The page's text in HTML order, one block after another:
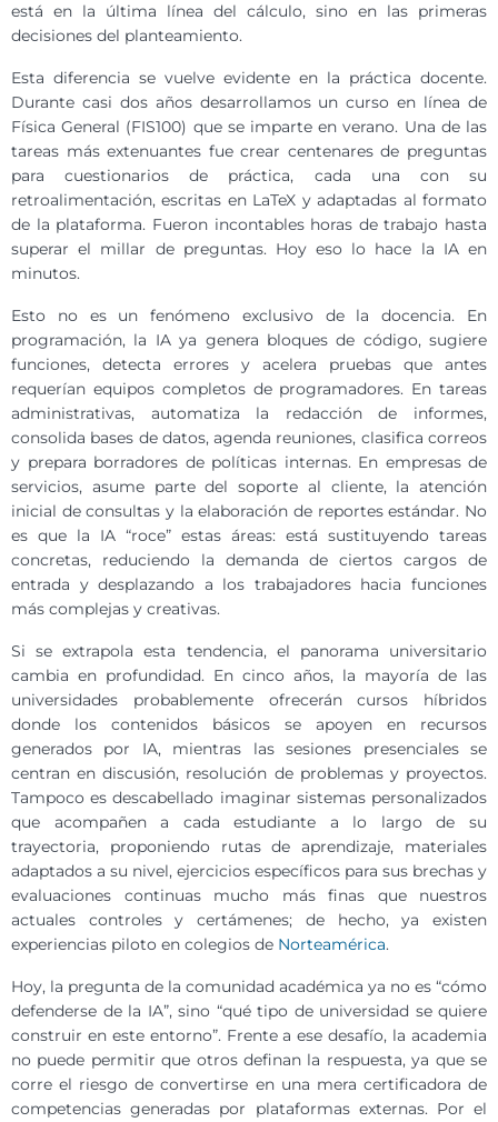
está en la última línea del cálculo, sino en las primeras
decisiones del planteamiento.
Esta diferencia se vuelve evidente en la práctica docente.
Durante casi dos años desarrollamos un curso en línea de
Física General (FIS100) que se imparte en verano. Una de las
tareas más extenuantes fue crear centenares de preguntas
para cuestionarios de práctica, cada una con su
retroalimentación, escritas en LaTeX y adaptadas al formato
de la plataforma. Fueron incontables horas de trabajo hasta
superar el millar de preguntas. Hoy eso lo hace la IA en
minutos.
Esto no es un fenómeno exclusivo de la docencia. En
programación, la IA ya genera bloques de código, sugiere
funciones, detecta errores y acelera pruebas que antes
requerían equipos completos de programadores. En tareas
administrativas, automatiza la redacción de informes,
consolida bases de datos, agenda reuniones, clasifica correos
y prepara borradores de políticas internas. En empresas de
servicios, asume parte del soporte al cliente, la atención
inicial de consultas y la elaboración de reportes estándar. No
es que la IA “roce” estas áreas: está sustituyendo tareas
concretas, reduciendo la demanda de ciertos cargos de
entrada y desplazando a los trabajadores hacia funciones
más complejas y creativas.
Si se extrapola esta tendencia, el panorama universitario
cambia en profundidad. En cinco años, la mayoría de las
universidades probablemente ofrecerán cursos híbridos
donde los contenidos básicos se apoyen en recursos
generados por IA, mientras las sesiones presenciales se
centran en discusión, resolución de problemas y proyectos.
Tampoco es descabellado imaginar sistemas personalizados
que acompañen a cada estudiante a lo largo de su
trayectoria, proponiendo rutas de aprendizaje, materiales
adaptados a su nivel, ejercicios específicos para sus brechas y
evaluaciones continuas mucho más finas que nuestros
actuales controles y certámenes; de hecho, ya existen
experiencias piloto en colegios de Norteamérica.
Hoy, la pregunta de la comunidad académica ya no es “cómo
defenderse de la IA”, sino “qué tipo de universidad se quiere
construir en este entorno”. Frente a ese desafío, la academia
no puede permitir que otros definan la respuesta, ya que se
corre el riesgo de convertirse en una mera certificadora de
competencias generadas por plataformas externas. Por el